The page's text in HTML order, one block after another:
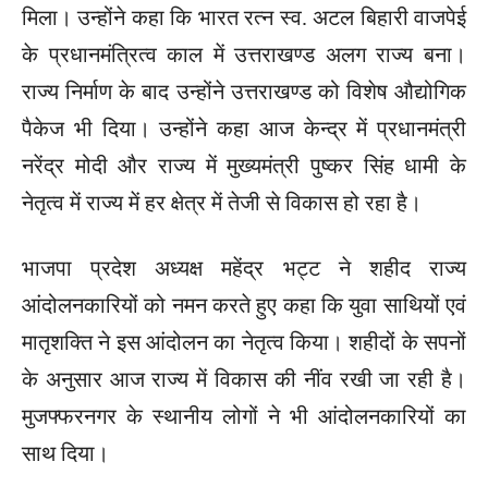
मिला। उन्होंने कहा कि भारत रत्न स्व. अटल बिहारी वाजपेई
के प्रधानमंत्रित्व काल में उत्तराखण्ड अलग राज्य बना।
राज्य निर्माण के बाद उन्होंने उत्तराखण्ड को विशेष औद्योगिक
पैकेज भी दिया। उन्होंने कहा आज केन्द्र में प्रधानमंत्री
नरेंद्र मोदी और राज्य में मुख्यमंत्री पुष्कर सिंह धामी के
नेतृत्व में राज्य में हर क्षेत्र में तेजी से विकास हो रहा है।
भाजपा प्रदेश अध्यक्ष महेंद्र भट्ट ने शहीद राज्य
आंदोलनकारियों को नमन करते हुए कहा कि युवा साथियों एवं
मातृशक्ति ने इस आंदोलन का नेतृत्व किया। शहीदों के सपनों
के अनुसार आज राज्य में विकास की नींव रखी जा रही है।
मुजफ्फरनगर के स्थानीय लोगों ने भी आंदोलनकारियों का
साथ दिया।